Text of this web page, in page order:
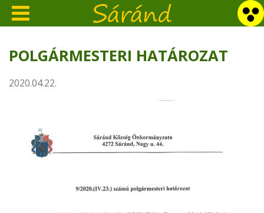
POLGÁRMESTERI HATÁROZAT
2020.04.22.